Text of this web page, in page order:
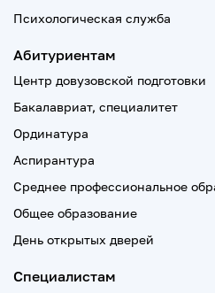
Психологическая служба
Абитуриентам
Центр довузовской подготовки
Бакалавриат, специалитет
Ординатура
Аспирантура
Среднее профессиональное
Общее образование
День открытых дверей
Специалистам